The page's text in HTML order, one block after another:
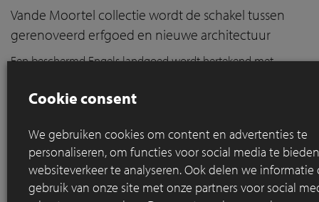
Vande Moortel collectie wordt de schakel tussen
gerenoveerd erfgoed en nieuwe architectuur
Een beschermd Engels landgoed wordt hertekend met
gevelstenen gevende nieuwe woningen een eigen identiteit
Lees meer
Cookie consent
We gebruiken cookies om content en advertenties te
personaliseren, om functies voor social media te
websiteverkeer te analyseren. Ook delen we informatie
gebruik van onze site met onze partners voor social